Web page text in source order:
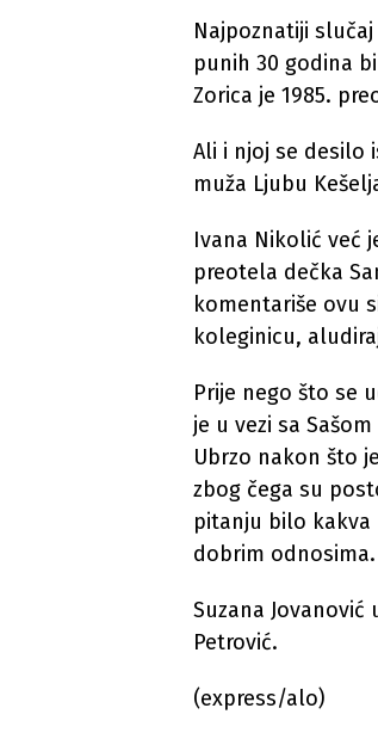
Najpoznatiji
punih 30 godina
Zorica je 1985.
Ali i njoj se desilo
muža Ljubu
Ivana Nikolić već
preotela dečka
komentariše ovu
koleginicu,
Prije nego što se
je u vezi sa
Ubrzo nakon što
zbog čega su
pitanju bilo kakva
dobrim odnosima.
Suzana
Petrović.
(express/alo)